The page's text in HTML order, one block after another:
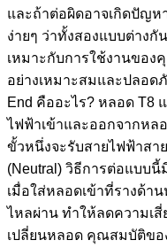
และถ้าต่อผิดอาจเกิดปัญห
ง่ายๆ ว่าทั้งสองแบบต่างกั
เหมาะกับการใช้งานของ
อย่างเหมาะสมและปลอ
End คืออะไร? หลอด T8
ไฟฟ้าเข้าและออกจากหล
ขั้วหนึ่งจะรับสายไฟฟ้าสา
(Neutral) วิธีการต่อแบบ
เมื่อใส่หลอดเข้าที่รางด้า
ไหลผ่าน ทำให้ลดความเ
เปลี่ยนหลอด คุณสมบัติขอ